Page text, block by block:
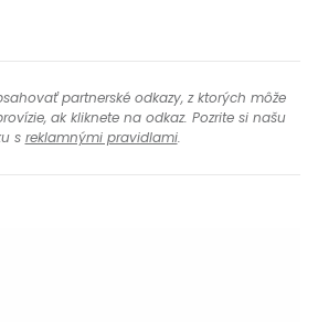
partnerské odkazy, z ktorých môže
ak kliknete na odkaz. Pozrite si našu
s reklamnými pravidlami.